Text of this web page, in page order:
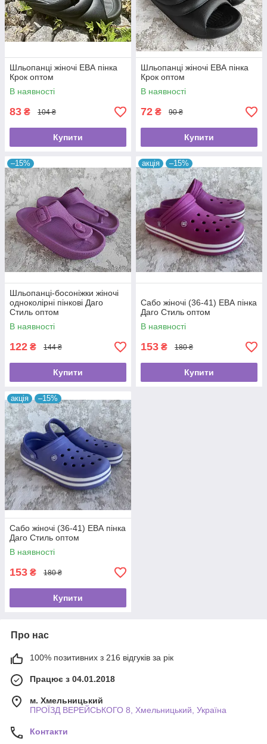
Шльопанці жіночі ЕВА пінка
Крок оптом
В наявності
83 ₴ 104 ₴
Купити
Шльопанці жіночі ЕВА пінка
Крок оптом
В наявності
72 ₴ 90 ₴
Купити
–15%
Шльопанці-босоніжки жіночі
одноколірні пінкові Даго
Стиль оптом
В наявності
122 ₴ 144 ₴
Купити
акція –15%
Сабо жіночі (36-41) ЕВА пінка
Даго Стиль оптом
В наявності
153 ₴ 180 ₴
Купити
акція –15%
Сабо жіночі (36-41) ЕВА пінка
Даго Стиль оптом
В наявності
153 ₴ 180 ₴
Купити
Про нас
100% позитивних з 216 відгуків за рік
Працює з 04.01.2018
м. Хмельницький
ПРОЇЗД ВЕРЕЙСЬКОГО 8, Хмельницький, Україна
Контакти